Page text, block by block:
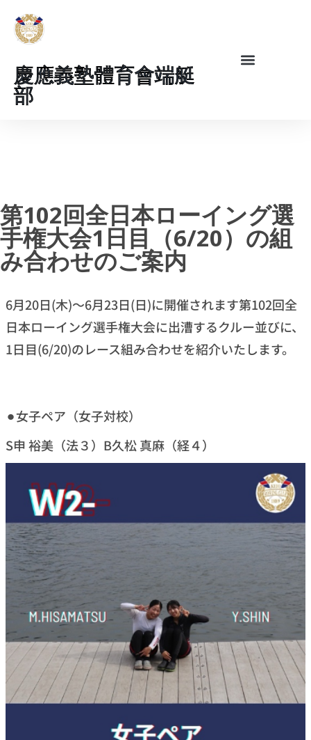
慶應義塾體育會端艇
部
第102回全日本ローイング選
手権大会1日目（6/20）の組
み合わせのご案内
6月20日(木)〜6月23日(日)に開催されます第102回全
日本ローイング選手権大会に出漕するクルー並びに、
1日目(6/20)のレース組み合わせを紹介いたします。
⚫︎女子ペア（女子対校）
S申 裕美（法３）B久松 真麻（経４）